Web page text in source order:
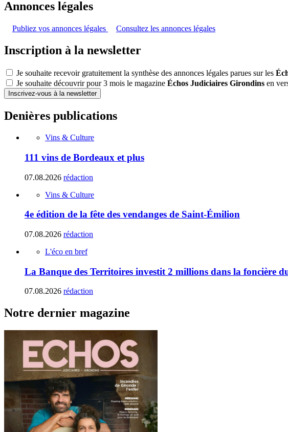
Annonces légales
Publiez vos annonces légales Consultez les annonces légales
Inscription à la newsletter
Je souhaite recevoir gratuitement la synthèse des annonces légales parues sur les
Je souhaite découvrir pour 3 mois le magazine Échos Judiciaires Girondins en
Inscrivez-vous à la newsletter
Denières publications
Vins & Culture
111 vins de Bordeaux et plus
07.08.2026 rédaction
Vins & Culture
4e édition de la fête des vendanges de Saint-Émilion
07.08.2026 rédaction
L'éco en bref
La Banque des Territoires investit 2 millions dans la foncière
07.08.2026 rédaction
Notre dernier magazine